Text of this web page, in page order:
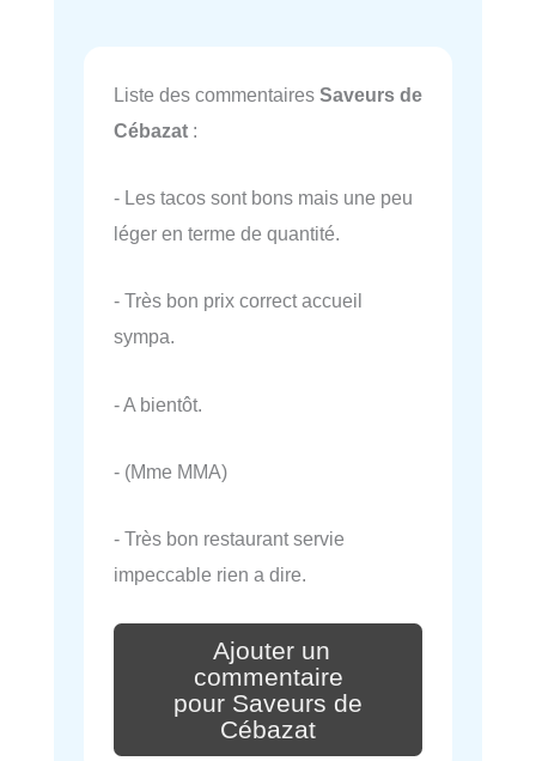
Liste des commentaires Saveurs de
Cébazat :
- Les tacos sont bons mais une peu
léger en terme de quantité.
- Très bon prix correct accueil
sympa.
- A bientôt.
- (Mme MMA)
- Très bon restaurant servie
impeccable rien a dire.
Ajouter un
commentaire
pour Saveurs de
Cébazat